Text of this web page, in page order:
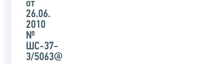
от
26.06.
2010
№
ШС-37-
3/5063@